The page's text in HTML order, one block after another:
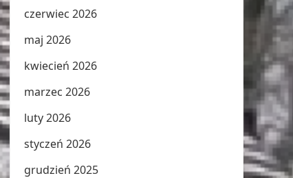
czerwiec 2026
maj 2026
kwiecień 2026
marzec 2026
luty 2026
styczeń 2026
grudzień 2025